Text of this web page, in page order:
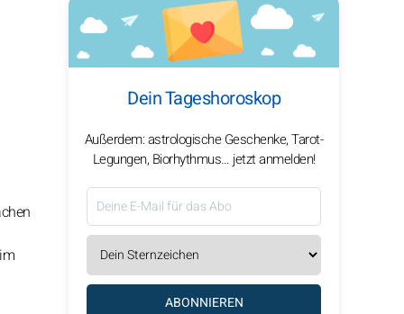
Dein Tageshoroskop
Außerdem: astrologische Geschenke, Tarot-
Legungen, Biorhythmus… jetzt anmelden!
ABONNIEREN